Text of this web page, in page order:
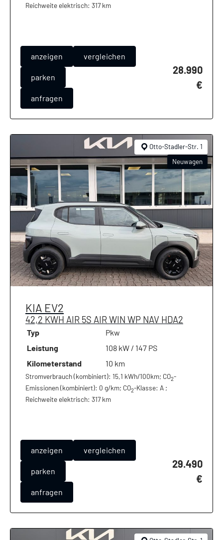
Reichweite elektrisch: 317 km
anzeigen vergleichen
parken
anfragen
28.990
€
KIA EV2
42,2 KWH AIR 5S AIR WIN WP NAV HDA2
Otto-Stadler-Str. 1
Neuwagen
Typ
Pkw
Leistung
108 kW / 147 PS
Kilometerstand
10 km
Stromverbrauch (kombiniert): 15,1 kWh/100km; CO2-
Emissionen (kombiniert): 0 g/km; CO2-Klasse: A ;
Reichweite elektrisch: 317 km
anzeigen vergleichen
parken
anfragen
29.490
€